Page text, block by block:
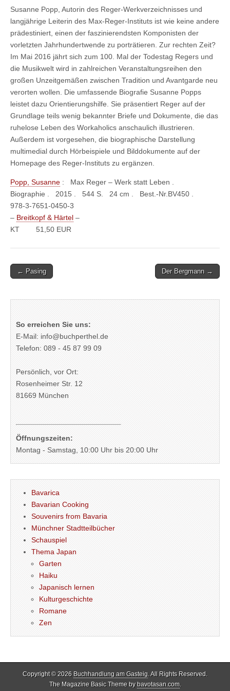
Susanne Popp, Autorin des Reger-Werkverzeichnisses und
langjährige Leiterin des Max-Reger-Instituts ist wie keine andere
prädestiniert, einen der faszinierendsten Komponisten der
vorletzten Jahrhundertwende zu porträtieren. Zur rechten Zeit?
Im Mai 2016 jährt sich zum 100. Mal der Todestag Regers und
die Musikwelt wird in zahlreichen Veranstaltungsreihen den
großen Unzeitgemäßen zwischen Tradition und Avantgarde neu
verorten wollen. Die umfassende Biografie Susanne Popps
leistet dazu Orientierungshilfe. Sie präsentiert Reger auf der
Grundlage teils wenig bekannter Briefe und Dokumente, die das
ruhelose Leben des Workaholics anschaulich illustrieren.
Außerdem ist vorgesehen, die biographische Darstellung
multimedial durch Hörbeispiele und Bilddokumente auf der
Homepage des Reger-Instituts zu ergänzen.
Popp, Susanne : Max Reger – Werk statt Leben .
Biographie . 2015 . 544 S. 24 cm . Best.-Nr.BV450 .
978-3-7651-0450-3
– Breitkopf & Härtel –
KT 51,50 EUR
Post
← Pasing Der Bergmann →
So erreichen Sie uns:
E-Mail: info@buchperthel.de
Telefon: 089 - 45 87 99 09
Persönlich, vor Ort:
Rosenheimer Str. 12
81669 München
Öffnungszeiten:
Montag - Samstag, 10:00 Uhr bis 20:00 Uhr
Bavarica
Bavarian Cooking
Souvenirs from Bavaria
Münchner Stadtteilbücher
Schauspiel
Thema Japan
Garten
Haiku
Japanisch lernen
Kulturgeschichte
Romane
Zen
Copyright © 2026 Buchhandlung am Gasteig. All Rights Reserved.
The Magazine Basic Theme bybavotasan.com.